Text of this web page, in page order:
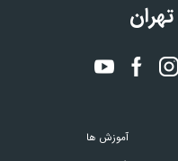
آموزش ها